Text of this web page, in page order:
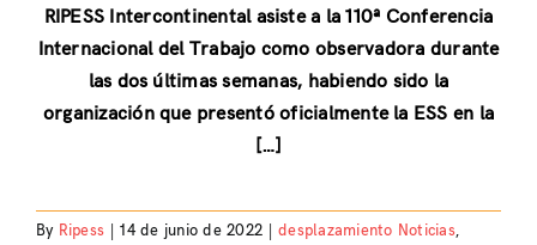
RIPESS Intercontinental asiste a la 110ª Conferencia
Internacional del Trabajo como observadora durante
las dos últimas semanas, habiendo sido la
organización que presentó oficialmente la ESS en la
[…]
By Ripess 14 de junio de 2022 desplazamiento Noticias,